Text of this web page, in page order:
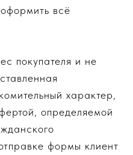
всё
покупателя и не
характер,
определяемой
формы клиент